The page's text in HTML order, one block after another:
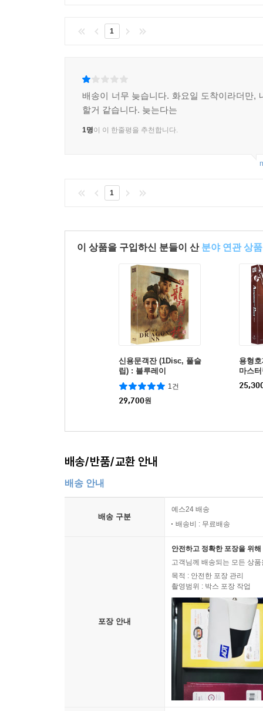
1
배송이 너무 늦습니다. 화요일 도착이라더만,
할거 같습니다. 늦는다는
1명이 이 한줄평을 추천합니다.
1
이 상품을 구입하신 분들이 산 분야 연관 상품
신용문객잔 (1Disc, 풀슬
립) : 블루레이
1건
29,700원
용형
마스
레이
배송/반품/교환 안내
배송 안내
배송 구분
예스24 배송
배송비 : 무료배송
포장 안내
안전하고 정확한 포장을 위
고객님께 배송되는 모든 상
목적 : 안전한 포장 관리
촬영범위 : 박스 포장 작업